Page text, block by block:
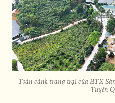
Toàn cảnh trang trại của HTX
Tuyên